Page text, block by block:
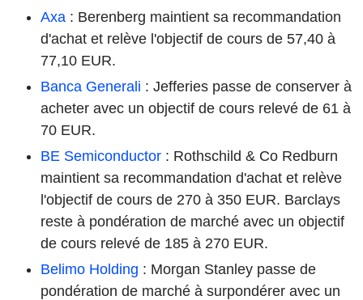
Axa : Berenberg maintient sa recommandation
d'achat et relève l'objectif de cours de 57,40 à
77,10 EUR.
Banca Generali : Jefferies passe de conserver à
acheter avec un objectif de cours relevé de 61 à
70 EUR.
BE Semiconductor : Rothschild & Co Redburn
maintient sa recommandation d'achat et relève
l'objectif de cours de 270 à 350 EUR. Barclays
reste à pondération de marché avec un objectif
de cours relevé de 185 à 270 EUR.
Belimo Holding : Morgan Stanley passe de
pondération de marché à surpondérer avec un